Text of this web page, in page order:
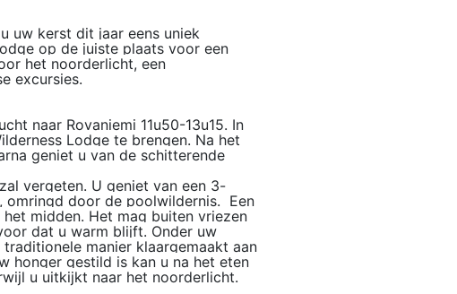
uw kerst dit jaar eens uniek
op de juiste plaats voor een
het noorderlicht, een
excursies.
naar Rovaniemi 11u50-13u15. In
Lodge te brengen. Na het
geniet u van de schitterende
vergeten. U geniet van een 3-
omringd door de poolwildernis. Een
midden. Het mag buiten vriezen
dat u warm blijft. Onder uw
manier klaargemaakt aan
honger gestild is kan u na het eten
u uitkijkt naar het noorderlicht.